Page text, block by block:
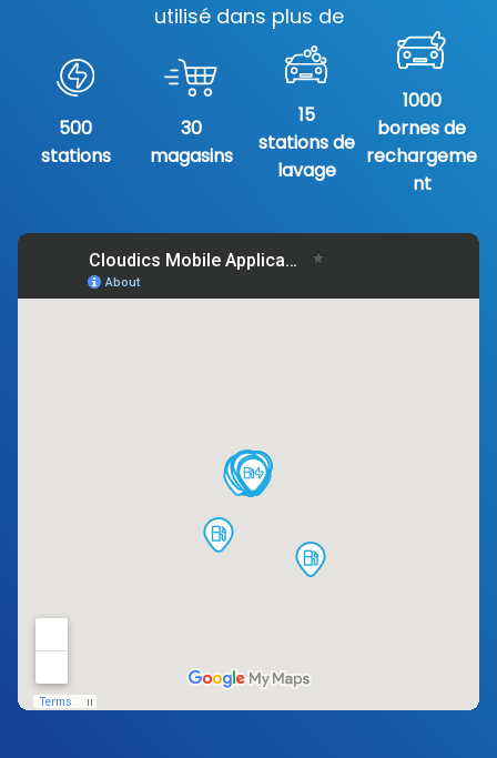
utilisé dans plus de
500
stations
30
magasins
15
stations de
lavage
1000
bornes de
rechargeme
nt